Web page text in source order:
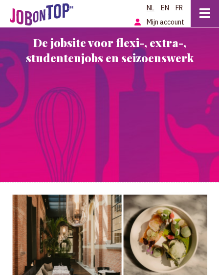
NL EN
FR
Mijn account
De jobsite voor flexi-, extra-,
studentenjobs en seizoenswerk